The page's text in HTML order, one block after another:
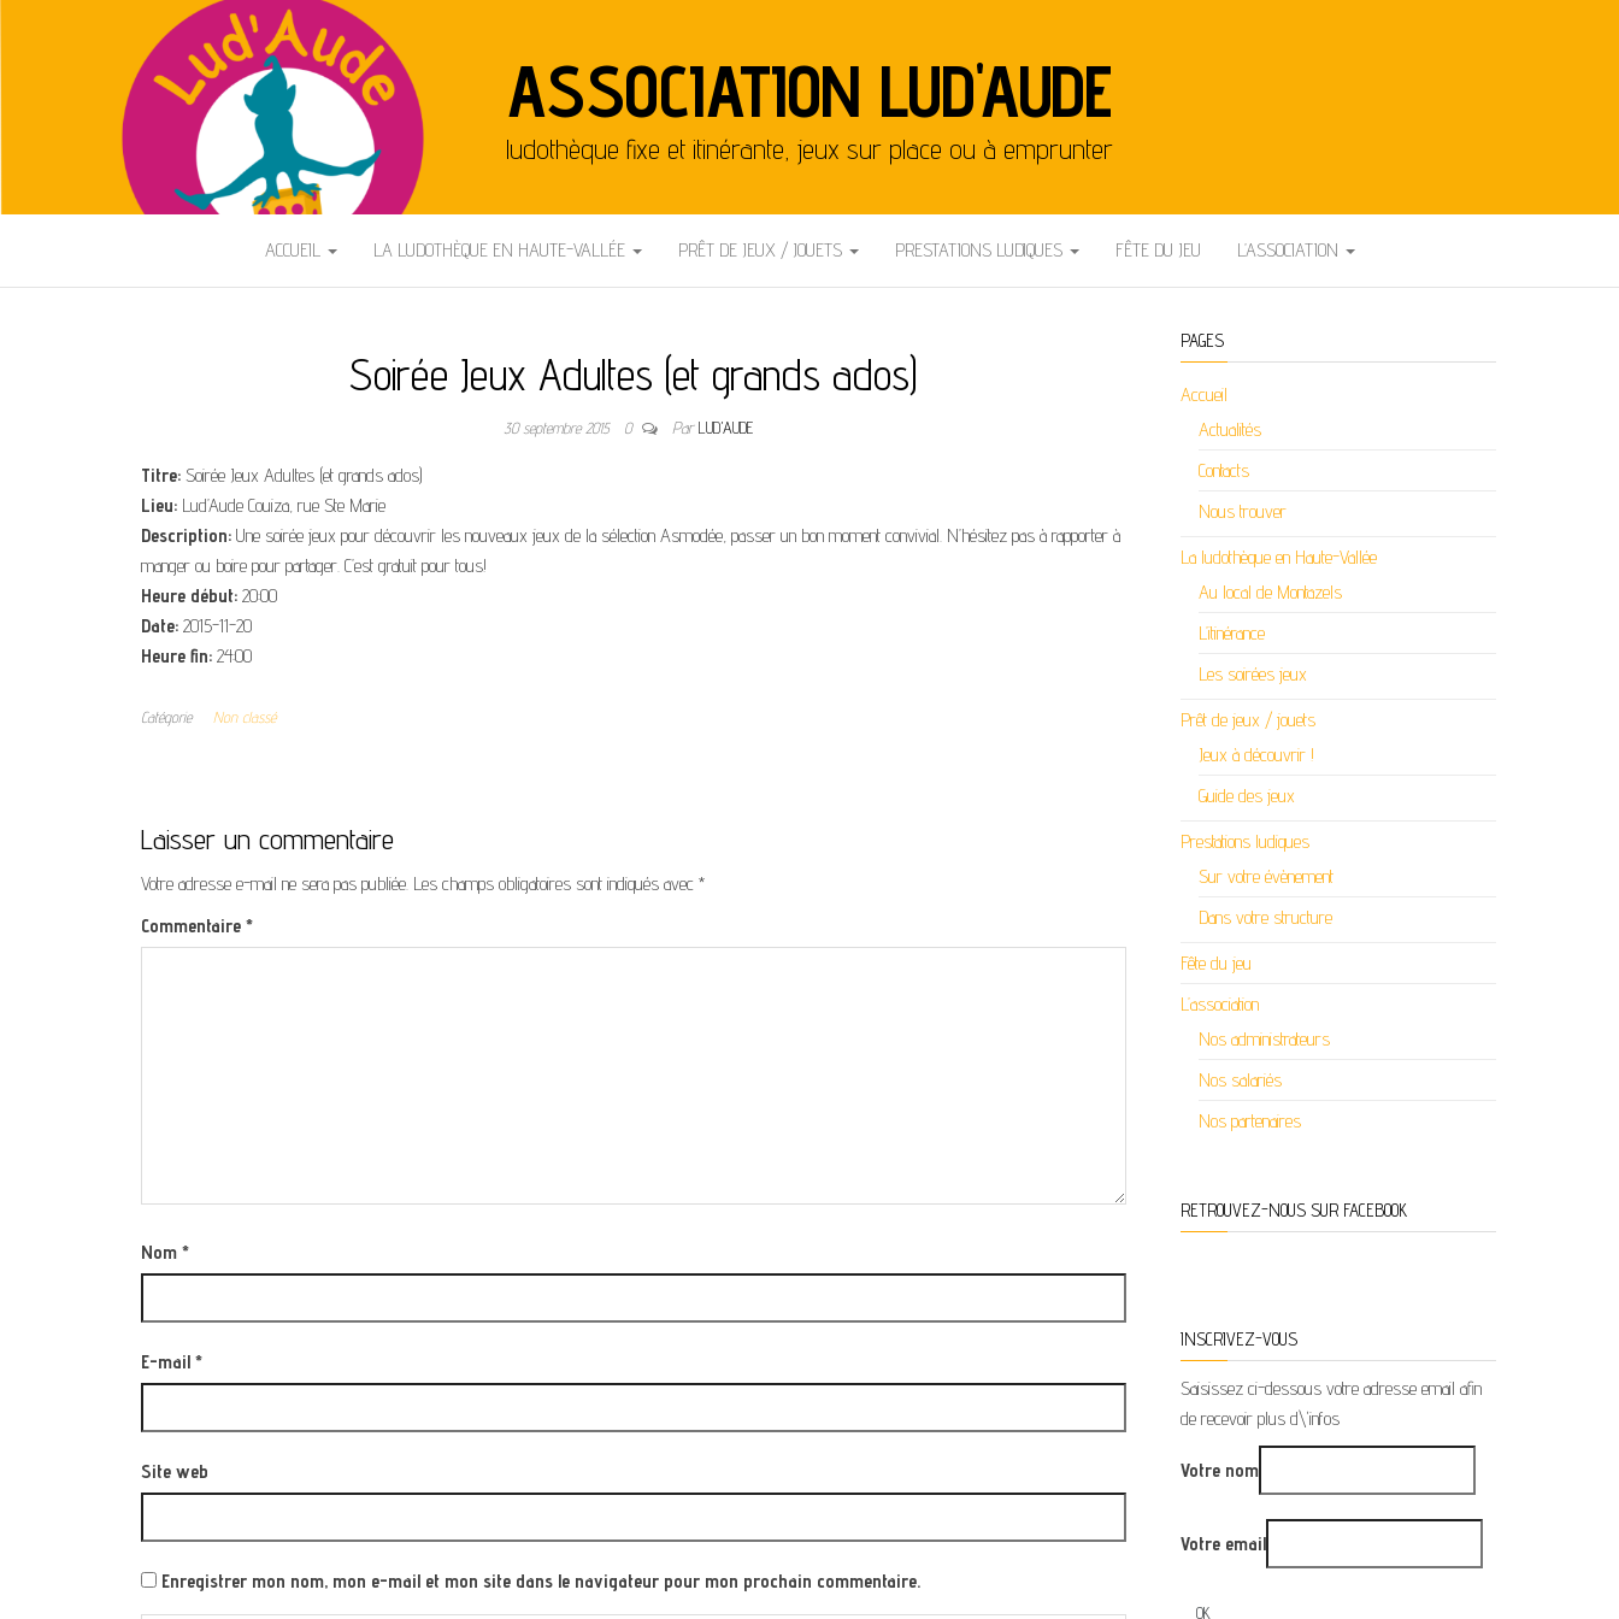
ASSOCIATION LUD'AUDE
ludothèque fixe et itinérante, jeux sur place ou à emprunter
ACCUEIL LA LUDOTHÈQUE EN HAUTE-VALLÉE PRÊT DE JEUX / JOUETS PRESTATIONS LUDIQUES FÊTE DU JEU L’ASSOCIATION
Soirée Jeux Adultes (et grands ados)
30 septembre 2015 0 ParLUD'AUDE
Titre: Soirée Jeux Adultes (et grands ados)
Lieu: Lud’Aude Couiza, rue Ste Marie
Description: Une soirée jeux pour découvrir les nouveaux jeux de la sélection Asmodée, passer un bon moment convivial. N’hésitez pas à rapporter à
manger ou boire pour partager. C’est gratuit pour tous!
Heure début: 20:00
Date: 2015-11-20
Heure fin: 24:00
Catégorie Non classé
Laisser un commentaire
Votre adresse e-mail ne sera pas publiée. Les champs obligatoires sont indiqués avec *
Commentaire *
Nom *
E-mail *
Site web
Enregistrer mon nom, mon e-mail et mon site dans le navigateur pour mon prochain commentaire.
PAGES
Accueil
Actualités
Contacts
Nous trouver
La ludothèque en Haute-Vallée
Au local de Montazels
L’itinérance
Les soirées jeux
Prêt de jeux / jouets
Jeux à découvrir !
Guide des jeux
Prestations ludiques
Sur votre évènement
Dans votre structure
Fête du jeu
L’association
Nos administrateurs
Nos salariés
Nos partenaires
RETROUVEZ-NOUS SUR FACEBOOK
INSCRIVEZ-VOUS
Saisissez ci-dessous votre adresse email afin
de recevoir plus d\'infos
Votre nom
Votre email